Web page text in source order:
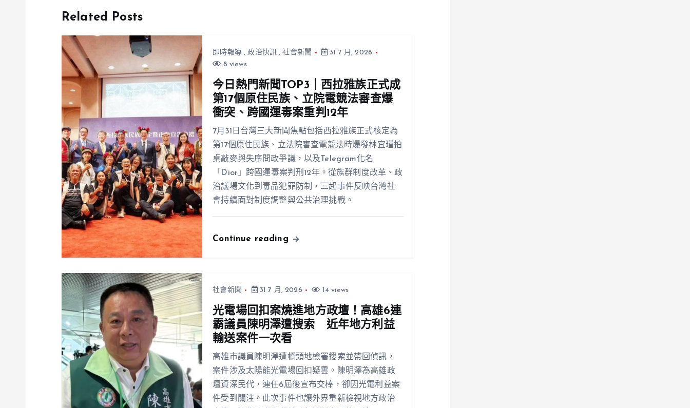
Related Posts
即時報導,政治快訊,社會新聞
31 7 月, 2026
8 views
今日熱門新聞TOP3｜西拉雅族正式成
第17個原住民族、立院電競法審查爆
衝突、跨國運毒案重判12年
7月31日台灣三大新聞焦點包括西拉雅族正式核定為
第17個原住民族、立法院審查電競法時爆發林宜瑾拍
桌敲麥與失序問政爭議，以及Telegram化名
「Dior」跨國運毒案判刑12年。從族群制度改革、政
治議場文化到毒品犯罪防制，三起事件反映台灣社
會持續面對制度調整與公共治理挑戰。
Continue reading
社會新聞 31 7 月, 2026 14 views
光電場回扣案燒進地方政壇！高雄6連
霸議員陳明澤遭搜索 近年地方利益
輸送案件一次看
高雄市議員陳明澤遭橋頭地檢署搜索並帶回偵訊，
案件涉及太陽能光電場回扣疑雲。陳明澤為高雄政
壇資深民代，連任6屆後宣布交棒，卻因光電利益案
件受到關注。此次事件也讓外界重新檢視地方政治